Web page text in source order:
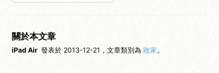
關於本文章
iPad Air 發表於 2013-12-21，文章類別為 敗家。